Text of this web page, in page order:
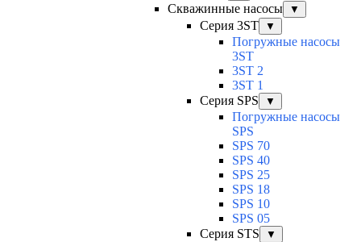
Скважинные насосы ▼
Серия 3ST ▼
Погружные насосы
3ST
3ST 2
3ST 1
Серия SPS
▼
Погружные насосы
SPS
SPS 70
SPS 40
SPS 25
SPS 18
SPS 10
SPS 05
Серия STS
▼